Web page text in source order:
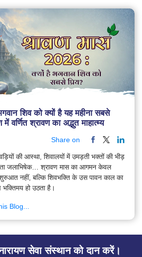
शिव को क्यों है यह महीना सबसे
वर्णित श्रावण का अद्भुत माहात्म्य
Share on
की आस्था, शिवालयों में उमड़ती भक्तों की भीड़
जलाभिषेक… श्रावण मास का आगमन केवल
नहीं, बल्कि शिवभक्ति के उस पावन काल का
हो उठता है।
Blog...
सेवा संस्थान को दान करें।